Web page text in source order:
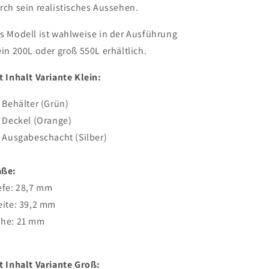
sein realistisches Aussehen.
Modell ist wahlweise in der Ausführung
200L oder groß 550L erhältlich.
Inhalt Variante Klein:
Behälter (Grün)
Deckel (Orange)
Ausgabeschacht (Silber)
28,7 mm
39,2 mm
21 mm
Inhalt Variante Groß: